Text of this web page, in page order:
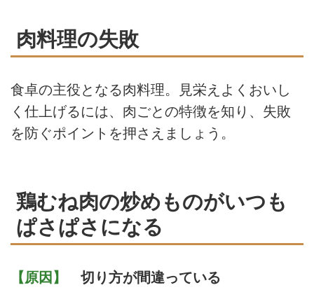
肉料理の失敗
食卓の主役となる肉料理。見栄えよくおいし
く仕上げるには、肉ごとの特徴を知り、失敗
を防ぐポイントを押さえましょう。
鶏むね肉の炒めものがいつも
ぱさぱさになる
【原因】 切り方が間違っている